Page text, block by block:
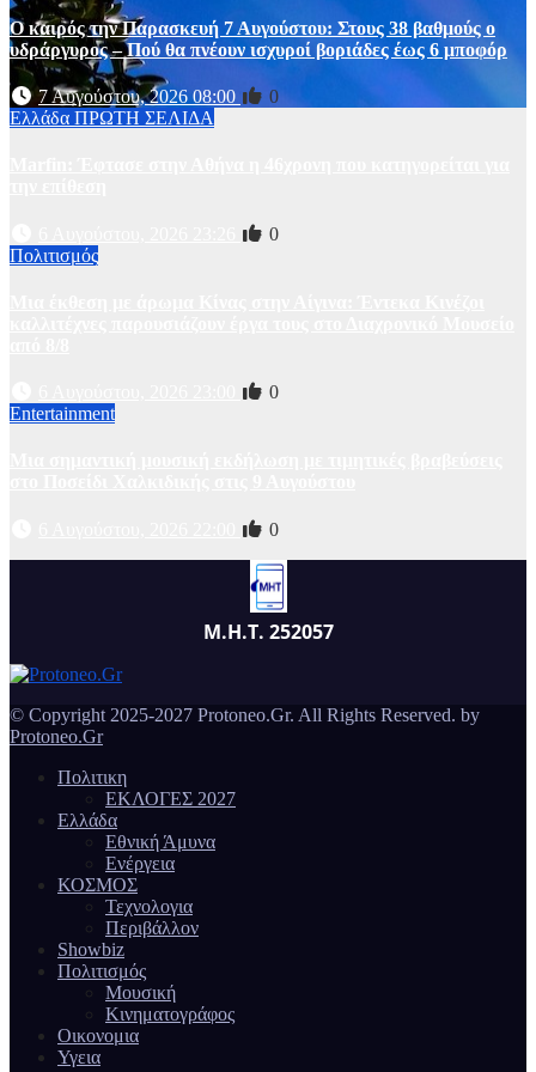
Ο καιρός την Παρασκευή 7 Αυγούστου: Στους 38 βαθμούς ο
υδράργυρος – Πού θα πνέουν ισχυροί βοριάδες έως 6 μποφόρ
7 Αυγούστου, 2026 08:00
0
Ελλάδα ΠΡΩΤΗ ΣΕΛΙΔΑ
0
Πολιτισμός
0
Entertainment
0
Μ.Η.Τ. 252057
© Copyright 2025-2027 Protoneo.Gr. All Rights Reserved. by
Protoneo.Gr
Πολιτικη
ΕΚΛΟΓΕΣ 2027
Ελλάδα
Εθνική Άμυνα
Ενέργεια
ΚΟΣΜΟΣ
Τεχνολογια
Περιβάλλον
Showbiz
Πολιτισμός
Μουσική
Κινηματογράφος
Οικονομια
Υγεια